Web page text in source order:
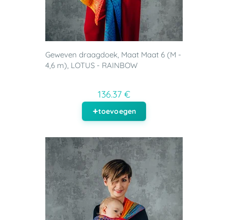
Geweven draagdoek, Maat Maat 6 (M -
4,6 m), LOTUS - RAINBOW
136.37 €
toevoegen